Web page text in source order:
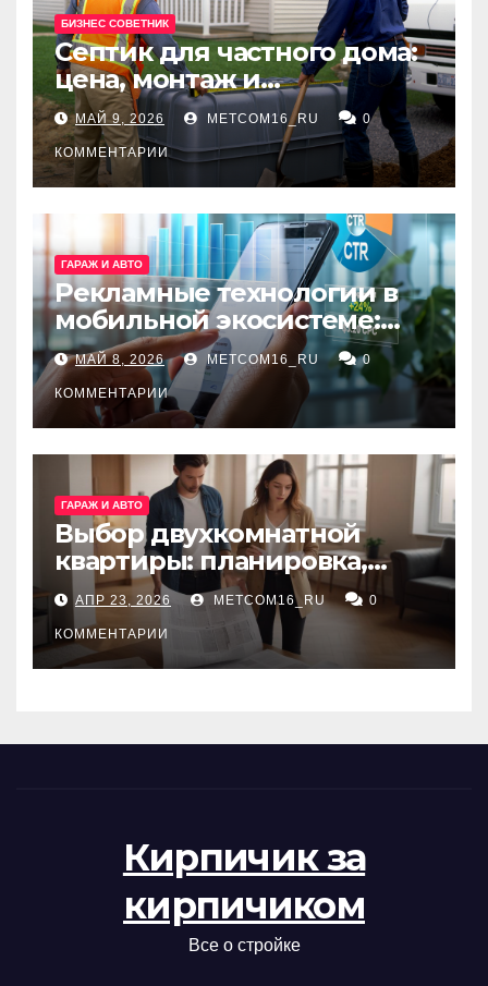
БИЗНЕС СОВЕТНИК
Септик для частного дома:
цена, монтаж и
организация автономной
канализации
МАЙ 9, 2026 METCOM16_RU 0
КОММЕНТАРИИ
ГАРАЖ И АВТО
Рекламные технологии в
мобильной экосистеме:
ключевые сервисы и
принципы работы
МАЙ 8, 2026 METCOM16_RU 0
КОММЕНТАРИИ
ГАРАЖ И АВТО
Выбор двухкомнатной
квартиры: планировка,
состояние жилья и
проверка документов
АПР 23, 2026 METCOM16_RU 0
КОММЕНТАРИИ
Кирпичик за
кирпичиком
Все о стройке